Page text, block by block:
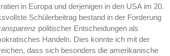
in Europa und derjenigen in den USA im 20.
Schülerbeitrag bestand in der Forderung
politischer Entscheidungen als
Handeln. Dies konnte ich mit der
dass sich besonders die amerikanische